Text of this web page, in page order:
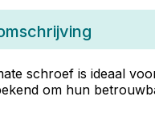
schroef is ideaal
om hun